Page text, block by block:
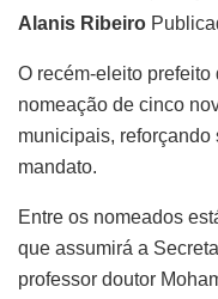
Alanis Ribeiro
O recém-eleito
nomeação de cinco
municipais,
mandato.
Entre os nomeados
que assumirá a
professor doutor